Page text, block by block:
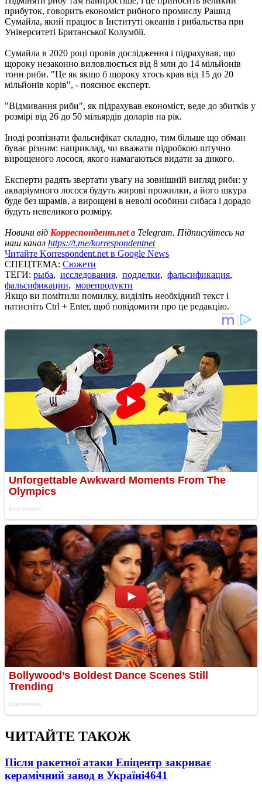
прибуток, говорить економіст рибного промислу Рашид
Сумайла, який працює в Інституті океанів і рибальства при
Університеті Британської Колумбії.
Сумайла в 2020 році провів дослідження і підрахував, що
щороку незаконно виловлюється від 8 млн до 14 мільйонів
тонн риби. "Це як якщо б щороку хтось крав від 15 до 20
мільйонів корів", - пояснює експерт.
"Відмивання риби", як підрахував економіст, веде до збитків у
розмірі від 26 до 50 мільярдів доларів на рік.
Іноді розпізнати фальсифікат складно, тим більше що обман
буває різним: наприклад, чи вважати підробкою штучно
вирощеного лосося, якого намагаються видати за дикого.
Експерти радять звертати увагу на зовнішній вигляд риби: у
акваріумного лосося будуть жирові прожилки, а його шкура
буде без шрамів, а вирощені в неволі особини сибаса і дорадо
будуть невеликого розміру.
Новини від Корреспондент.netв Telegram. Підписуйтесь на
наш канал https://t.me/korrespondentnet
Читайте Korrespondent.net в Google News
СПЕЦТЕМА: Сюжети
ТЕГИ: рыба, исследования, подделки, фальсификация,
фальсификации, морепродукти
Якщо ви помітили помилку, виділіть необхідний текст і
натисніть Ctrl + Enter, щоб повідомити про це редакцію.
ЧИТАЙТЕ ТАКОЖ
Після ракетної атаки Епіцентр закриває
керамічний завод в Україні4641